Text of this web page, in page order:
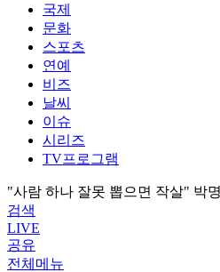
국제
문화
스포츠
연예
비즈
날씨
이슈
시리즈
TV프로그램
"사람 하나 잘못 뽑으면 작살" 박
검색
LIVE
공유
전체메뉴